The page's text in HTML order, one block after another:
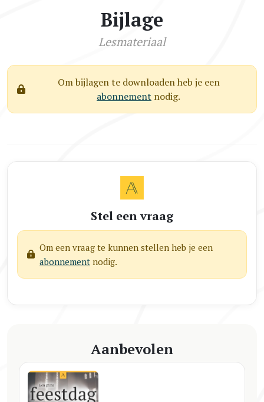
Bijlage
Lesmateriaal
Om bijlagen te downloaden heb je een
abonnement nodig.
Stel een vraag
Om een vraag te kunnen stellen heb je een
abonnement nodig.
Aanbevolen